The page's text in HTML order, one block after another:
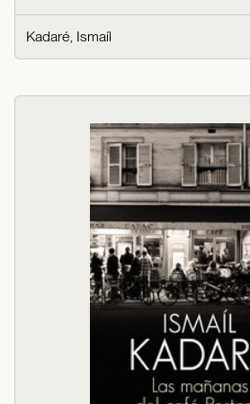
Kadaré, Ismaíl